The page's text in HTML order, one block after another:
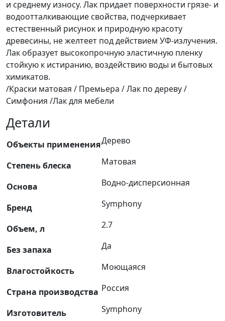
и среднему износу. Лак придает поверхности грязе- и
водоотталкивающие свойства, подчеркивает
естественный рисунок и природную красоту
древесины, не желтеет под действием УФ-излучения.
Лак образует высокопрочную эластичную пленку
стойкую к истиранию, воздействию воды и бытовых
химикатов.
/Краски матовая / Премьера / Лак по дереву /
Симфония /Лак для мебели
Детали
Объекты примененияДерево
Степень блеска Матовая
Основа Водно-дисперсионная
Бренд Symphony
Объем, л 2.7
Без запаха Да
Влагостойкость Моющаяся
Страна производства Россия
Изготовитель Symphony